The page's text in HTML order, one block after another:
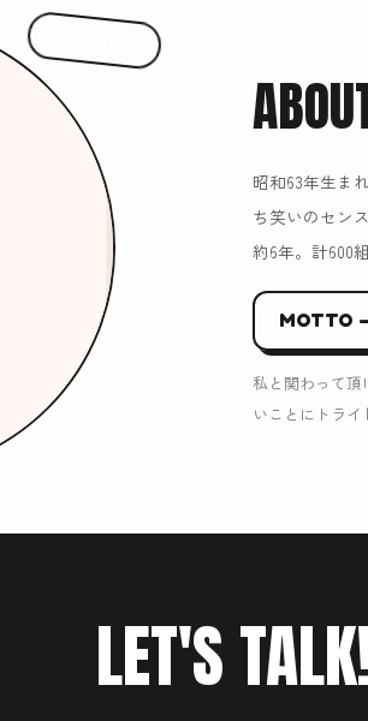
昭和63年生ま
ち笑いのセン
約6年。計600
MOTTO
私と関わって頂
いことにトライ
LET'S